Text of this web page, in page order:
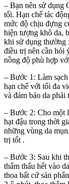
– Bạn nên sử dụng
tối. Hạn chế tác
mức độ chịu đựng
hiện tượng khô da,
khi sử dụng thường
điều trị nên cần hỏi
nồng độ phù hợp
– Bước 1: Làm
hạn chế với tối đa
và đảm bảo da phải
– Bước 2: Cho một
hạt đậu trong thời
những vùng da
trị tốt .
– Bước 3: Sau khi
thẩm thấu hết vào
thoa bất cứ sản